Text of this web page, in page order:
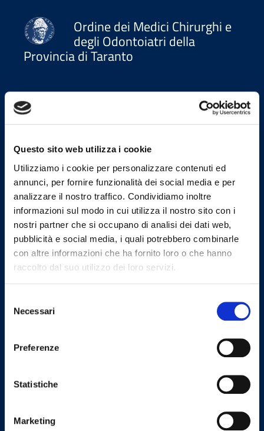
Questo sito web utilizza i cookie
Utilizziamo i cookie per personalizzare contenuti ed
annunci, per fornire funzionalità dei social media e per
analizzare il nostro traffico. Condividiamo inoltre
informazioni sul modo in cui utilizza il nostro sito con i
nostri partner che si occupano di analisi dei dati web,
pubblicità e social media, i quali potrebbero combinarle
con altre informazioni che ha fornito loro o che hanno
raccolto dal suo utilizzo dei loro servizi.
delNecessari
Preferenze
Statistiche
Marketing
Ordine dei Medici Chirurghi e
degli Odontoiatri della
Provincia di Taranto
Indirizzi email
segreteria@omceota.it
Email Presidenza
presidenza@omceota.it
Email Presidente CAO
presidente.cao@omceota.it
Email PEC
segreteria.ta@postecert.it
tel
fax